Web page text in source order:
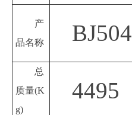
产
品名称
总
质量(K
g)
4495